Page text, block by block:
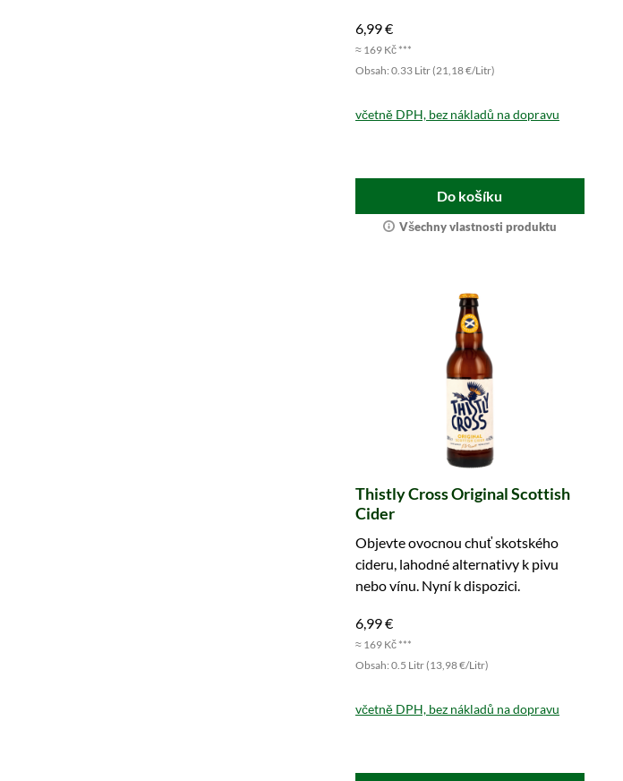
6,99 €
≈ 169 Kč ***
Obsah: 0.33 Litr (21,18 €/Litr)
včetně DPH, bez nákladů na dopravu
Do košíku
Všechny vlastnosti produktu
Thistly Cross Original Scottish
Cider
Objevte ovocnou chuť skotského
cideru, lahodné alternativy k pivu
nebo vínu. Nyní k dispozici.
6,99 €
≈ 169 Kč ***
Obsah: 0.5 Litr (13,98 €/Litr)
včetně DPH, bez nákladů na dopravu